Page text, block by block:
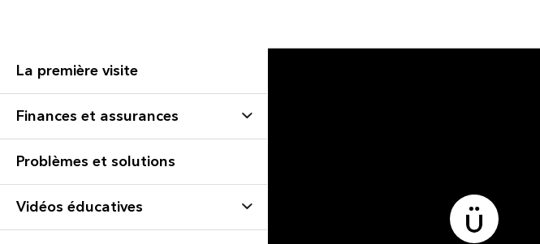
La première visite
Finances et assurances
Problèmes et solutions
Vidéos éducatives